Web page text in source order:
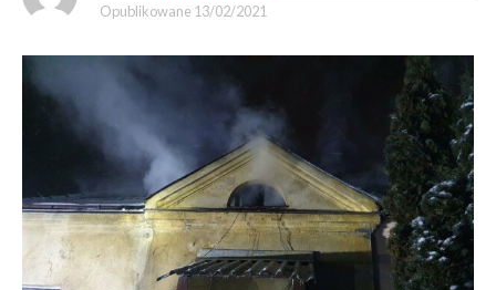
Opublikowane 13/02/2021